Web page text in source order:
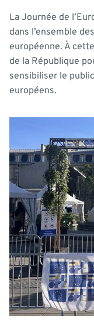
La Journée de
dans l’ensemble
européenne. À
de la République
sensibiliser le
européens.